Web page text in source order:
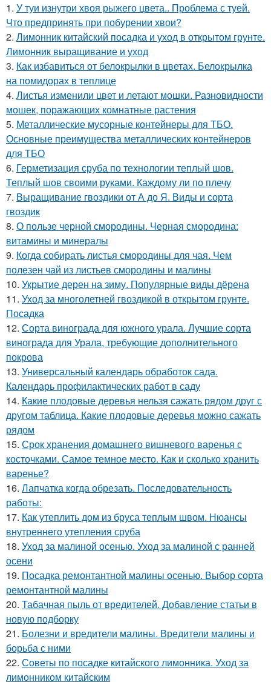
1. У туи изнутри хвоя рыжего цвета.. Проблема с туей.
Что предпринять при побурении хвои?
2. Лимонник китайский посадка и уход в открытом грунте.
Лимонник выращивание и уход
3. Как избавиться от белокрылки в цветах. Белокрылка
на помидорах в теплице
4. Листья изменили цвет и летают мошки. Разновидности
мошек, поражающих комнатные растения
5. Металлические мусорные контейнеры для ТБО.
Основные преимущества металлических контейнеров
для ТБО
6. Герметизация сруба по технологии теплый шов.
Теплый шов своими руками. Каждому ли по плечу
7. Выращивание гвоздики от А до Я. Виды и сорта
гвоздик
8. О пользе черной смородины. Черная смородина:
витамины и минералы
9. Когда собирать листья смородины для чая. Чем
полезен чай из листьев смородины и малины
10. Укрытие дерен на зиму. Популярные виды дёрена
11. Уход за многолетней гвоздикой в открытом грунте.
Посадка
12. Сорта винограда для южного урала. Лучшие сорта
винограда для Урала, требующие дополнительного
покрова
13. Универсальный календарь обработок сада.
Календарь профилактических работ в саду
14. Какие плодовые деревья нельзя сажать рядом друг с
другом таблица. Какие плодовые деревья можно сажать
рядом
15. Срок хранения домашнего вишневого варенья с
косточками. Самое темное место. Как и сколько хранить
варенье?
16. Лапчатка когда обрезать. Последовательность
работы:
17. Как утеплить дом из бруса теплым швом. Нюансы
внутреннего утепления сруба
18. Уход за малиной осенью. Уход за малиной с ранней
осени
19. Посадка ремонтантной малины осенью. Выбор сорта
ремонтантной малины
20. Табачная пыль от вредителей. Добавление статьи в
новую подборку
21. Болезни и вредители малины. Вредители малины и
борьба с ними
22. Советы по посадке китайского лимонника. Уход за
лимонником китайским